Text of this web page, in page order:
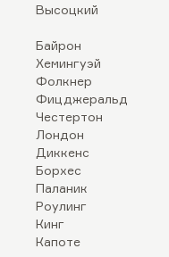
Высоцкий
Байрон
Хемингуэй
Фолкнер
Фицджеральд
Честертон
Лондон
Диккенс
Борхес
Паланик
Роулинг
Кинг
Капоте